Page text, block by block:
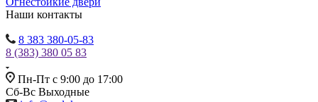
Наши контакты
8 383 380-05-83
8 (383) 380 05 83
Пн-Пт с 9:00 до 17:00
Сб-Вс Выходные